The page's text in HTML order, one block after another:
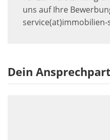
uns auf Ihre
Dein